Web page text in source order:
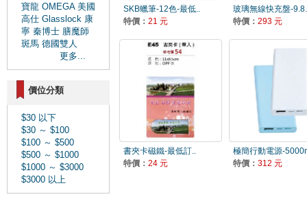
寶龍 OMEGA 美國
高仕 Glasslock 康
寧 秦博士 膳魔師
斑馬 德國雙人
更多...
價位分類
$30 以下
$30 ～ $100
$100 ～ $500
$500 ～ $1000
$1000 ～ $3000
$3000 以上
SKB蠟筆-12色-最低..
特價： 21 元
玻璃無線快充盤-
特價： 293 元
書夾卡磁鐵-最低訂..
特價： 24 元
極簡行動電源-
特價： 312 元